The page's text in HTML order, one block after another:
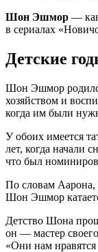
Шон Эшмор —
в сериалах
Детские
Шон Эшмор
хозяйством и
когда им были
У обоих имеется
лет, когда начали
что был
По словам Аарона,
Шон Эшмор
Детство Шона
он — мастер
«Они нам